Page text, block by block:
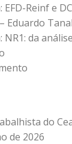
Reinf e
Eduardo
da
do
de 2026